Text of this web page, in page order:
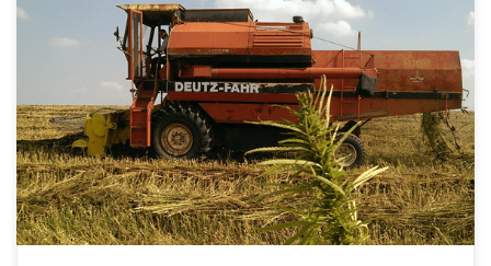
Konopie jako środek do izolacji w teście firm budowlanych.
Dotychczas używane materiały do izolacji domów, czyli styropian i
nakładany na to środek przeciwpożarowy są trujące i szkodliwe
dla środowiska. W Berlinie po raz pierwszy przetestowano
konopie jako materiał do ocieplenia i izolacji budynków. Wynik –
pozytywny. Aby zutylizować jedną tonę […]